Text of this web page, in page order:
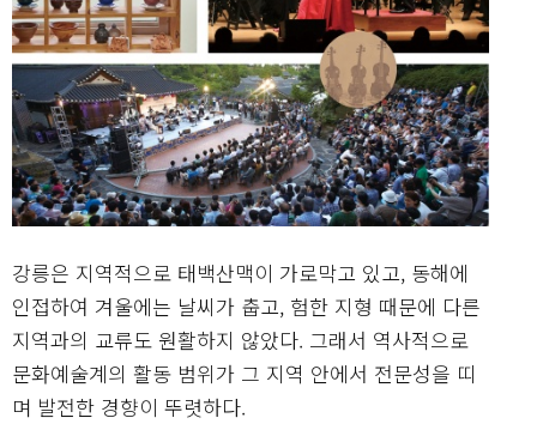
강릉은 지역적으로 태백산맥이 가로막고 있고, 동해에
인접하여 겨울에는 날씨가 춥고, 험한 지형 때문에 다른
지역과의 교류도 원활하지 않았다. 그래서 역사적으로
문화예술계의 활동 범위가 그 지역 안에서 전문성을 띠
며 발전한 경향이 뚜렷하다.